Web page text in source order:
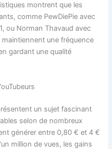
montrent que les
comme PewDiePie avec
ou Norman Thavaud avec
une fréquence
gardant une qualité
un sujet fascinant
selon de nombreux
générer entre 0,80 € et 4 €
million de vues, les gains